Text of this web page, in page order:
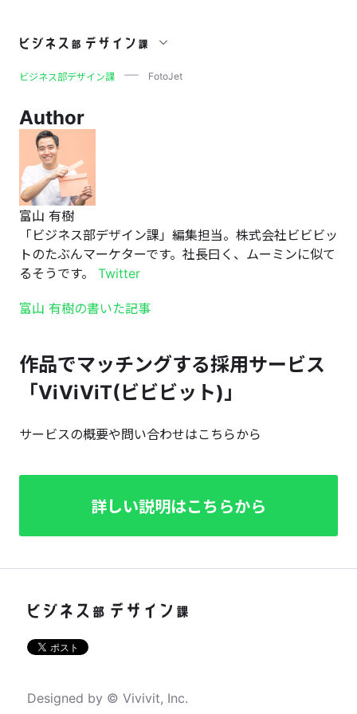
FotoJet
ビジネス部デザイン課 FotoJet
Author
富山 有樹
「ビジネス部デザイン課」編集担当。株式会社ビビビッ
トのたぶんマーケターです。社長曰く、ムーミンに似て
るそうです。 Twitter
富山 有樹の書いた記事
作品でマッチングする採用サービス
「ViViViT(ビビビット)」
サービスの概要や問い合わせはこちらから
詳しい説明はこちらから
Designed by © Vivivit, Inc.